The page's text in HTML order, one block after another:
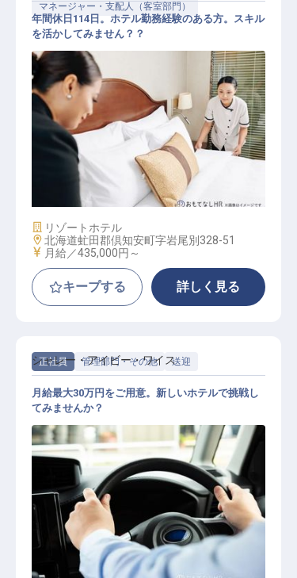
マネージャー・支配人（客室部門）
客室課長（エグゼクティブ・ハウス
キーパー）
年間休日114日。ホテル勤務経験のある方。スキル
を活かしてみません？？
施設業態
リゾートホテル
勤務地
北海道虻田郡倶知安町字岩尾別328-51
給与
月給／435,000円～
キープする 詳しく見る
正社員 管理部門・その他 送迎
ドライバー兼施設管理
シャレー・アイビー・ワイス
月給最大30万円をご用意。新しいホテルで挑戦し
てみませんか？